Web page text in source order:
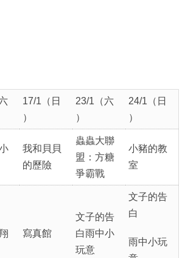
17/1（日
）
23/1（六
）
24/1（日
）
我和貝貝
的歷險
蟲蟲大聯
盟：方糖
爭霸戰
小豬的教
室
寫真館
文子的告
白雨中小
玩意
文子的告
白
雨中小玩